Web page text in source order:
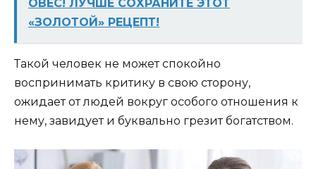
ОВЁС! ЛУЧШЕ СОХРАНИТЕ ЭТОТ
«ЗОЛОТОЙ» РЕЦЕПТ!
Такой человек не может спокойно
воспринимать критику в свою сторону,
ожидает от людей вокруг особого отношения к
нему, завидует и буквально грезит богатством.